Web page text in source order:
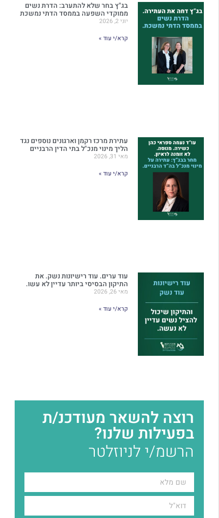
בג"ץ בחר שלא להתערב: הדרת נשים
ממוקדי השפעה בממסד הדתי נמשכת
יוני 2, 2026
קרא/י עוד »
עתירת מרכז רקמן וארגונים נוספים נגד
הליך מינוי מנכ"ל בתי הדין הרבניים
מאי 31, 2026
קרא/י עוד »
עוד ערים. עוד רישיונות נשק. את
התיקון הבסיסי ביותר עדיין לא עשו.
מאי 26, 2026
קרא/י עוד »
רוצה להשאר מעודכנ/ת
בפעילות שלנו?
הרשמ/י לניוזלטר